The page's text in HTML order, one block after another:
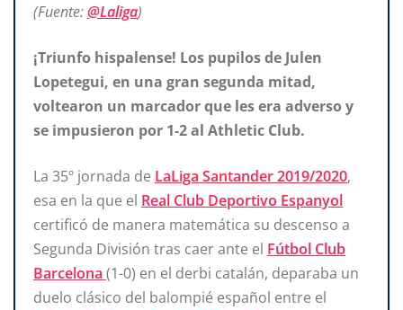
(Fuente:@Laliga)
¡Triunfo hispalense! Los pupilos de Julen
Lopetegui, en una gran segunda mitad,
voltearon un marcador que les era adverso y
se impusieron por 1-2 al Athletic Club.
La 35º jornada de LaLiga Santander 2019/2020,
esa en la que el Real Club Deportivo Espanyol
certificó de manera matemática su descenso a
Segunda División tras caer ante el Fútbol Club
Barcelona (1-0) en el derbi catalán, deparaba un
duelo clásico del balompié español entre el